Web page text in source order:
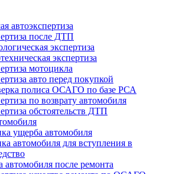
автоэкспертиза
после ДТП
экспертиза
экспертиза
мотоцикла
авто перед покупкой
полиса ОСАГО по базе РСА
по возврату автомобиля
обстоятельств ДТП
ущерба автомобиля
автомобиля для вступления в
автомобиля после ремонта